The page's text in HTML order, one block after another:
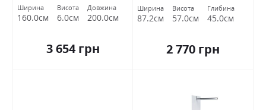
Ширина
160.0см
Висота
6.0см
Довжина
200.0см
3 654 грн
Ширина
87.2см
Висота
57.0см
Глибина
45.0см
2 770 грн